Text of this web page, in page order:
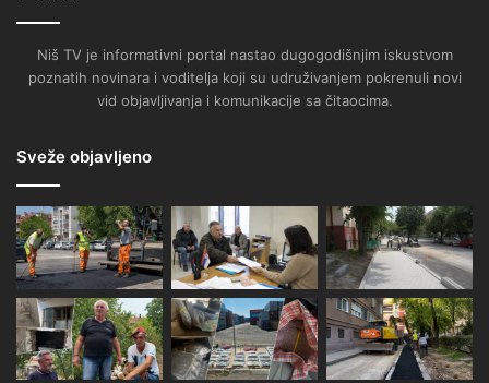
Niš TV je informativni portal nastao dugogodišnjim iskustvom
poznatih novinara i voditelja koji su udruživanjem pokrenuli novi
vid objavljivanja i komunikacije sa čitaocima.
Sveže objavljeno